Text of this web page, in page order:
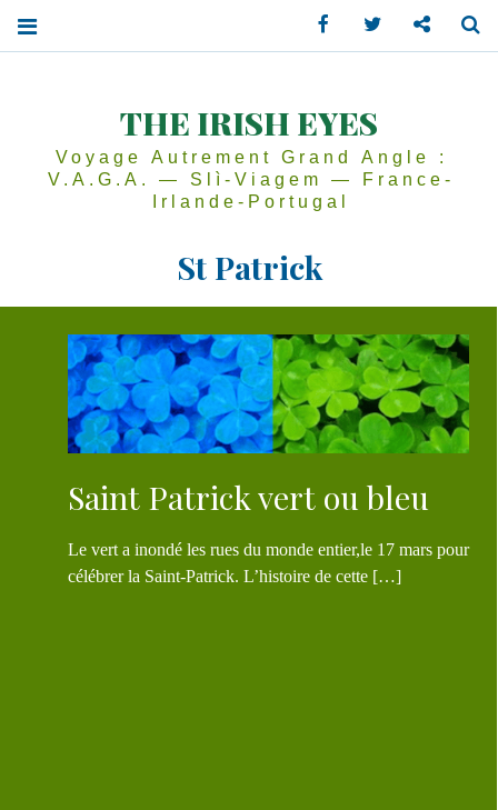
THE IRISH EYES
Voyage Autrement Grand Angle :
V.A.G.A. — Slì-Viagem — France-
Irlande-Portugal
St Patrick
Saint Patrick vert ou bleu
Le vert a inondé les rues du monde entier,le 17 mars pour
célébrer la Saint-Patrick. L’histoire de cette […]
Facebook Twitter